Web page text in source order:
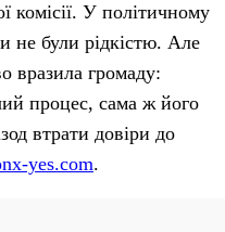
комісії. У політичному
не були рідкістю. Але
вразила громаду:
процес, сама ж його
втрати довіри до
yes.com.